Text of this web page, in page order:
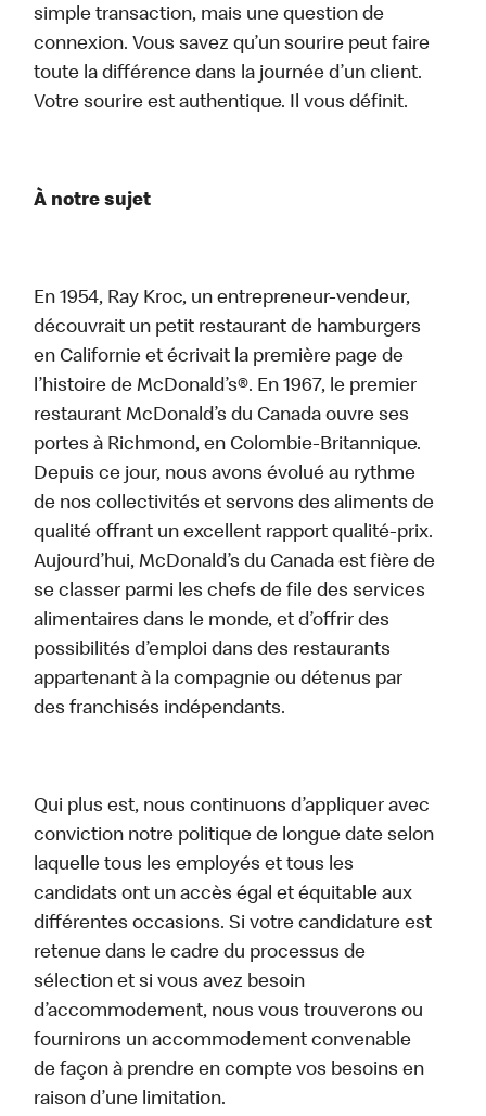
simple transaction, mais une question de
connexion. Vous savez qu’un sourire peut faire
toute la différence dans la journée d’un client.
Votre sourire est authentique. Il vous définit.
À notre sujet
En 1954, Ray Kroc, un entrepreneur-vendeur,
découvrait un petit restaurant de hamburgers
en Californie et écrivait la première page de
l’histoire de McDonald’s®. En 1967, le premier
restaurant McDonald’s du Canada ouvre ses
portes à Richmond, en Colombie-Britannique.
Depuis ce jour, nous avons évolué au rythme
de nos collectivités et servons des aliments de
qualité offrant un excellent rapport qualité-prix.
Aujourd’hui, McDonald’s du Canada est fière de
se classer parmi les chefs de file des services
alimentaires dans le monde, et d’offrir des
possibilités d’emploi dans des restaurants
appartenant à la compagnie ou détenus par
des franchisés indépendants.
Qui plus est, nous continuons d’appliquer avec
conviction notre politique de longue date selon
laquelle tous les employés et tous les
candidats ont un accès égal et équitable aux
différentes occasions. Si votre candidature est
retenue dans le cadre du processus de
sélection et si vous avez besoin
d’accommodement, nous vous trouverons ou
fournirons un accommodement convenable
de façon à prendre en compte vos besoins en
raison d’une limitation.